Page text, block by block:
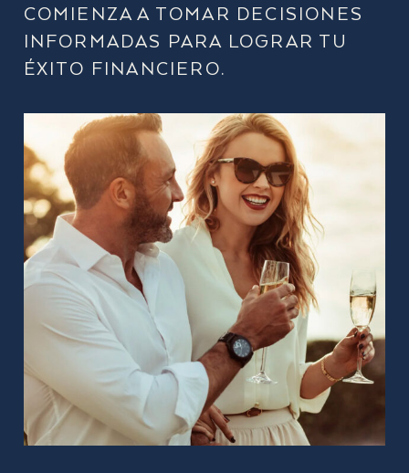
COMIENZA A TOMAR DECISIONES
INFORMADAS PARA LOGRAR TU
ÉXITO FINANCIERO.